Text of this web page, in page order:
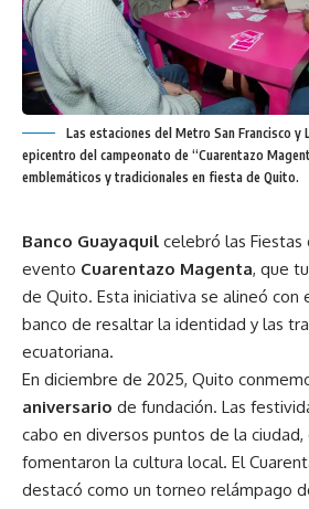
Las estaciones del Metro San Francisco y
epicentro del campeonato de “Cuarentazo
emblemáticos y tradicionales en fiesta de Quito.
Banco Guayaquil celebró las
evento Cuarentazo Magenta, que
de Quito. Esta iniciativa se alineó con
banco de resaltar la identidad y las
ecuatoriana.
En diciembre de 2025, Quito
aniversario de fundación. Las
cabo en diversos puntos de la
fomentaron la cultura local. El
destacó como un torneo relámpago